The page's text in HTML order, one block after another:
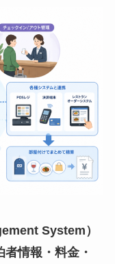
System）
情報・料金・